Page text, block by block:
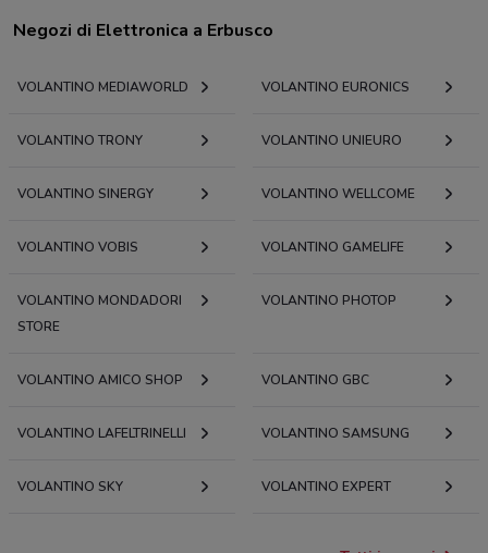
Negozi di Elettronica a Erbusco
VOLANTINO MEDIAWORLD VOLANTINO EURONICS
VOLANTINO TRONY VOLANTINO UNIEURO
VOLANTINO SINERGY VOLANTINO WELLCOME
VOLANTINO VOBIS VOLANTINO GAMELIFE
VOLANTINO MONDADORI
STORE
VOLANTINO PHOTOP
VOLANTINO AMICO SHOP VOLANTINO GBC
VOLANTINO LAFELTRINELLI VOLANTINO SAMSUNG
VOLANTINO SKY VOLANTINO EXPERT